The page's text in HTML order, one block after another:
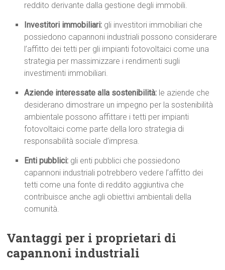
reddito derivante dalla gestione degli immobili.
Investitori immobiliari: gli investitori immobiliari che
possiedono capannoni industriali possono considerare
l’affitto dei tetti per gli impianti fotovoltaici come una
strategia per massimizzare i rendimenti sugli
investimenti immobiliari.
Aziende interessate alla sostenibilità: le aziende che
desiderano dimostrare un impegno per la sostenibilità
ambientale possono affittare i tetti per impianti
fotovoltaici come parte della loro strategia di
responsabilità sociale d’impresa.
Enti pubblici: gli enti pubblici che possiedono
capannoni industriali potrebbero vedere l’affitto dei
tetti come una fonte di reddito aggiuntiva che
contribuisce anche agli obiettivi ambientali della
comunità.
Vantaggi per i proprietari di
capannoni industriali